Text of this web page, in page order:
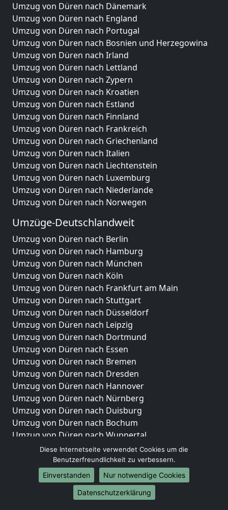
Umzug von Düren nach Dänemark
Umzug von Düren nach England
Umzug von Düren nach Portugal
Umzug von Düren nach Bosnien und Herzegowina
Umzug von Düren nach Irland
Umzug von Düren nach Lettland
Umzug von Düren nach Zypern
Umzug von Düren nach Kroatien
Umzug von Düren nach Estland
Umzug von Düren nach Finnland
Umzug von Düren nach Frankreich
Umzug von Düren nach Griechenland
Umzug von Düren nach Italien
Umzug von Düren nach Liechtenstein
Umzug von Düren nach Luxemburg
Umzug von Düren nach Niederlande
Umzug von Düren nach Norwegen
Umzüge-Deutschlandweit
Umzug von Düren nach Berlin
Umzug von Düren nach Hamburg
Umzug von Düren nach München
Umzug von Düren nach Köln
Umzug von Düren nach Frankfurt am Main
Umzug von Düren nach Stuttgart
Umzug von Düren nach Düsseldorf
Umzug von Düren nach Leipzig
Umzug von Düren nach Dortmund
Umzug von Düren nach Essen
Umzug von Düren nach Bremen
Umzug von Düren nach Dresden
Umzug von Düren nach Hannover
Umzug von Düren nach Nürnberg
Umzug von Düren nach Duisburg
Umzug von Düren nach Bochum
Umzug von Düren nach Wuppertal
Umzug von Düren nach Bielefeld
Umzug von Düren nach Bonn
Umzug von Düren nach Münster
Internationale-Umzüge
Diese Internetseite verwendet Cookies um die
Benutzerfreundlichkeit zu verbessern.
Einverstanden
Nur notwendige Cookies
Datenschutzerklärung